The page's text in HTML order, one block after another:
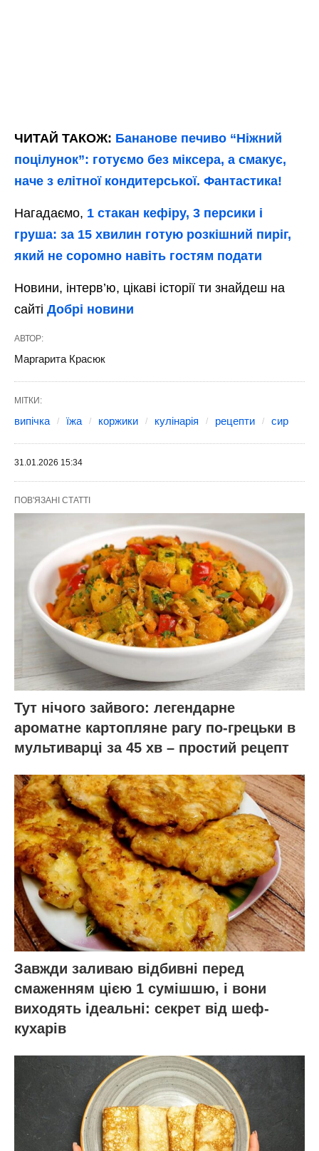
ЧИТАЙ ТАКОЖ: Бананове печиво “Ніжний
поцілунок”: готуємо без міксера, а смакує,
наче з елітної кондитерської. Фантастика!
Нагадаємо, 1 стакан кефіру, 3 персики і
груша: за 15 хвилин готую розкішний пиріг,
який не соромно навіть гостям подати
Новини, інтерв’ю, цікаві історії ти знайдеш на
сайті Добрі новини
АВТОР:
Маргарита Красюк
МІТКИ:
випічка їжа коржики кулінарія рецепти сир
31.01.2026 15:34
ПОВ'ЯЗАНІ СТАТТІ
Тут нічого зайвого: легендарне
ароматне картопляне рагу по-грецьки в
мультиварці за 45 хв – простий рецепт
Завжди заливаю відбивні перед
смаженням цією 1 сумішшю, і вони
виходять ідеальні: секрет від шеф-
кухарів